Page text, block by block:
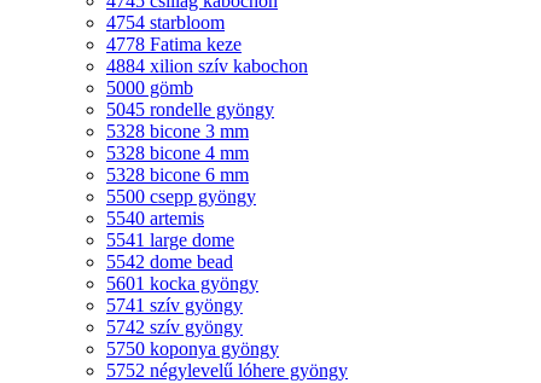
4754 starbloom
4778 Fatima keze
4884 xilion szív kabochon
5000 gömb
5045 rondelle gyöngy
5328 bicone 3 mm
5328 bicone 4 mm
5328 bicone 6 mm
5500 csepp gyöngy
5540 artemis
5541 large dome
5542 dome bead
5601 kocka gyöngy
5741 szív gyöngy
5742 szív gyöngy
5750 koponya gyöngy
5752 négylevelű lóhere gyöngy